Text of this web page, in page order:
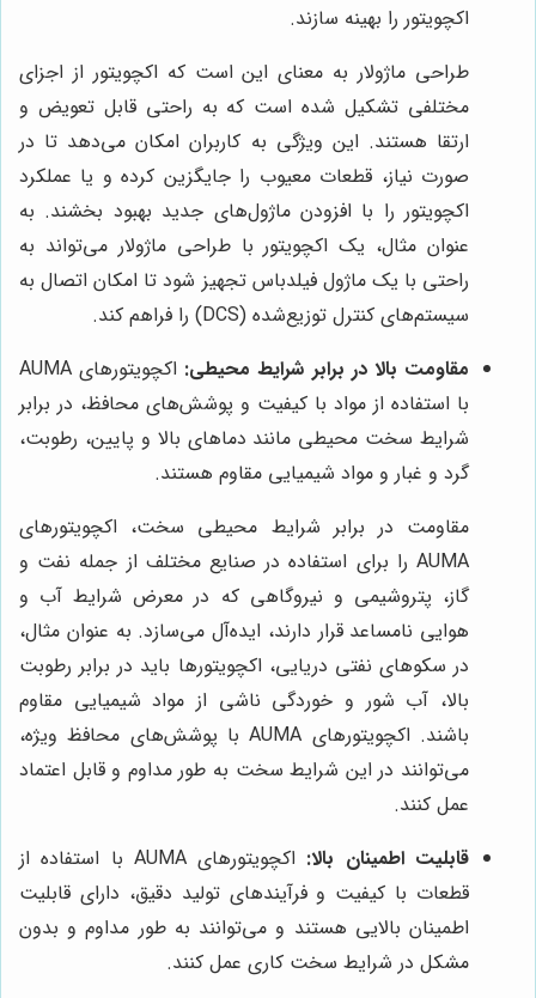
اکچویتور را بهینه سازند.
طراحی ماژولار به معنای این است که اکچویتور از اجزای
مختلفی تشکیل شده است که به راحتی قابل تعویض و
ارتقا هستند. این ویژگی به کاربران امکان می‌دهد تا در
صورت نیاز، قطعات معیوب را جایگزین کرده و یا عملکرد
اکچویتور را با افزودن ماژول‌های جدید بهبود بخشند. به
عنوان مثال، یک اکچویتور با طراحی ماژولار می‌تواند به
راحتی با یک ماژول فیلدباس تجهیز شود تا امکان اتصال به
سیستم‌های کنترل توزیع‌شده (DCS) را فراهم کند.
مقاومت بالا در برابر شرایط محیطی:
اکچویتورهای AUMA
با استفاده از مواد با کیفیت و پوشش‌های محافظ، در برابر
شرایط سخت محیطی مانند دماهای بالا و پایین، رطوبت،
گرد و غبار و مواد شیمیایی مقاوم هستند.
مقاومت در برابر شرایط محیطی سخت، اکچویتورهای
AUMA را برای استفاده در صنایع مختلف از جمله نفت و
گاز، پتروشیمی و نیروگاهی که در معرض شرایط آب و
هوایی نامساعد قرار دارند، ایده‌آل می‌سازد. به عنوان مثال،
در سکوهای نفتی دریایی، اکچویتورها باید در برابر رطوبت
بالا، آب شور و خوردگی ناشی از مواد شیمیایی مقاوم
باشند. اکچویتورهای AUMA با پوشش‌های محافظ ویژه،
می‌توانند در این شرایط سخت به طور مداوم و قابل اعتماد
عمل کنند.
قابلیت اطمینان بالا:
اکچویتورهای AUMA با استفاده از
قطعات با کیفیت و فرآیندهای تولید دقیق، دارای قابلیت
اطمینان بالایی هستند و می‌توانند به طور مداوم و بدون
مشکل در شرایط سخت کاری عمل کنند.